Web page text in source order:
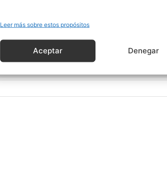
Leer más sobre estos propósitos
Aceptar Denegar